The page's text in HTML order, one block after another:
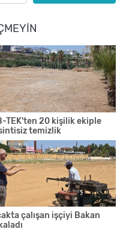
TEK'ten 20 kişilik ekiple
temizlik
çalışan işçiyi Bakan